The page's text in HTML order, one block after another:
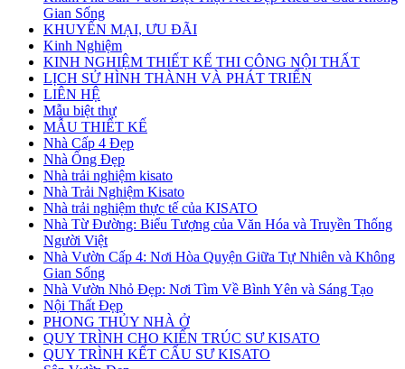
Gian Sống
KHUYẾN MẠI, ƯU ĐÃI
Kinh Nghiệm
KINH NGHIỆM THIẾT KẾ THI CÔNG NỘI THẤT
LỊCH SỬ HÌNH THÀNH VÀ PHÁT TRIỂN
LIÊN HỆ
Mẫu biệt thự
MẪU THIẾT KẾ
Nhà Cấp 4 Đẹp
Nhà Ống Đẹp
Nhà trải nghiệm kisato
Nhà Trải Nghiệm Kisato
Nhà trải nghiệm thực tế của KISATO
Nhà Từ Đường: Biểu Tượng của Văn Hóa và Truyền Thống
Người Việt
Nhà Vườn Cấp 4: Nơi Hòa Quyện Giữa Tự Nhiên và Không
Gian Sống
Nhà Vườn Nhỏ Đẹp: Nơi Tìm Về Bình Yên và Sáng Tạo
Nội Thất Đẹp
PHONG THỦY NHÀ Ở
QUY TRÌNH CHO KIẾN TRÚC SƯ KISATO
QUY TRÌNH KẾT CẤU SƯ KISATO